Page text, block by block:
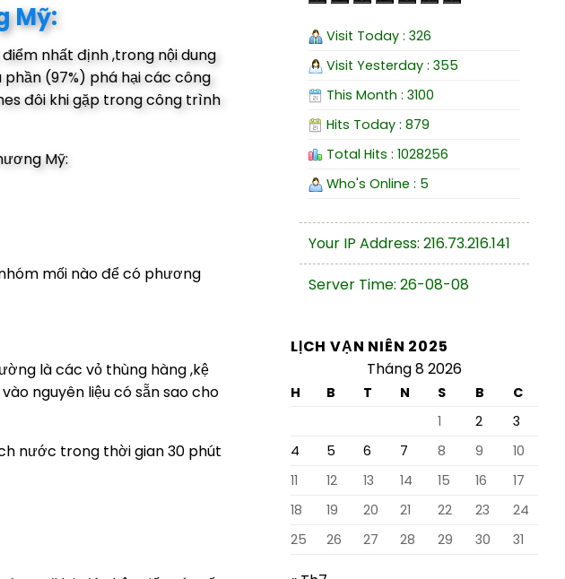
Mỹ:
nhất định ,trong nội dung
(97%) phá hại các công
đôi khi gặp trong công trình
Mỹ:
mối nào để có phương
là các vỏ thùng hàng ,kệ
nguyên liệu có sẵn sao cho
nước trong thời gian 30 phút
Visit Today : 326
Visit Yesterday : 355
This Month : 3100
Hits Today : 879
Total Hits : 1028256
Who's Online : 5
Your IP Address: 216.73.216.141
Server Time: 26-08-08
LỊCH VẠN NIÊN 2025
Tháng 8 2026
H B T N S B
C
1
2
3
4
5 6 7 8 9
10
11
12 13 14 15 16
17
18
19 20 21 22 23
24
25
26 27 28 29 30 31